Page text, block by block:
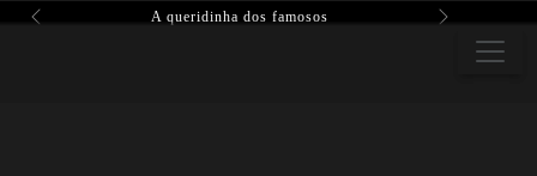
A queridinha dos famosos
Previous Next